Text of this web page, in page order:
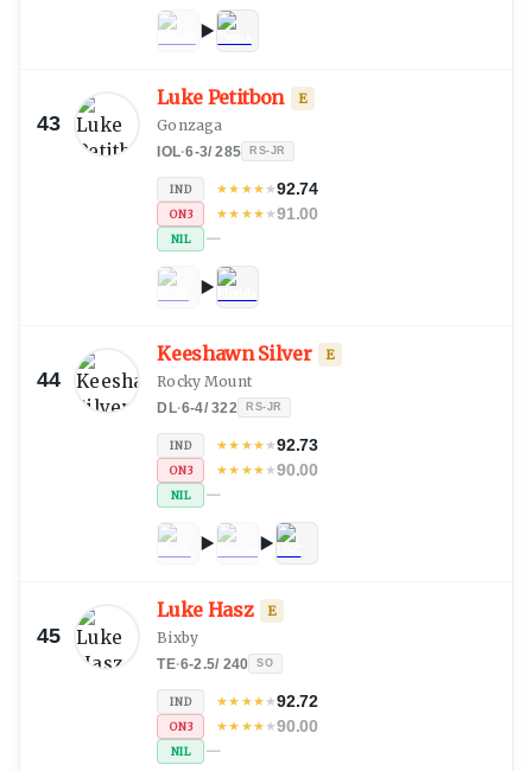
43
Luke Petitbon E
Gonzaga
IOL·6-3/285 RS-JR
IND ★★ ★★★92.74
ON3 ★★ ★★★91.00
NIL —
44
Keeshawn Silver E
Rocky Mount
DL·6-4/322 RS-JR
IND ★★ ★★★92.73
ON3 ★★ ★★★90.00
NIL —
45
Luke Hasz E
Bixby
TE·6-2.5/ 240 SO
IND ★★ ★★★92.72
ON3 ★★ ★★★90.00
NIL —